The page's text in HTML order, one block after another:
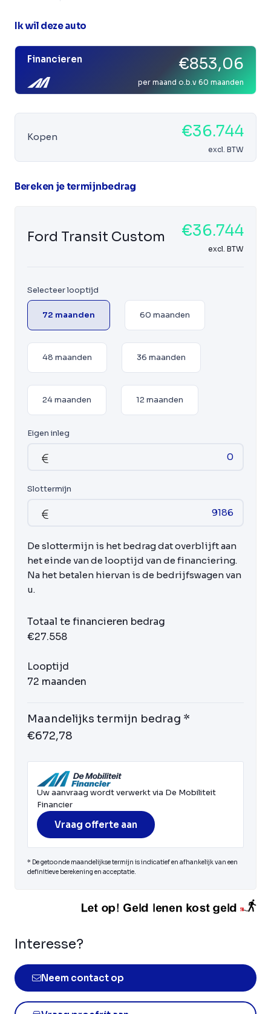
Ik wil deze auto
Financieren €853,06
per maand o.b.v 60 maanden
Kopen €36.744
excl. BTW
Bereken je termijnbedrag
Ford Transit Custom €36.744
excl. BTW
Selecteer looptijd
72 maanden 60 maanden
48 maanden 36 maanden
24 maanden 12 maanden
Eigen inleg
Slottermijn
De slottermijn is het bedrag dat overblijft aan
het einde van de looptijd van de financiering.
Na het betalen hiervan is de bedrijfswagen van
u.
Totaal te financieren bedrag
€27.558
Looptijd
72 maanden
Maandelijks termijn bedrag *
€672,78
Uw aanvraag wordt verwerkt via De Mobiliteit
Financier
Vraag offerte aan
* De getoonde maandelijkse termijn is indicatief en afhankelijk van een
definitieve berekening en acceptatie.
Interesse?
Neem contact op